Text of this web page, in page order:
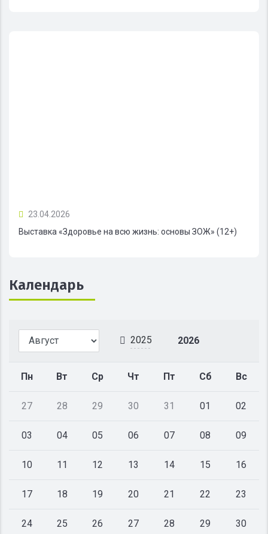
23.04.2026
Выставка «Здоровье на всю жизнь: основы ЗОЖ» (12+)
Календарь
2025 2026
Пн Вт Ср Чт Пт Сб Вс
27 28 29 30 31 01 02
03 04 05 06 07 08 09
10 11 12 13 14 15 16
17 18 19 20 21 22 23
24 25 26 27 28 29 30